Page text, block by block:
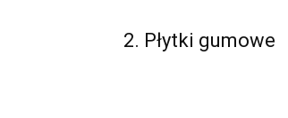
2. Płytki gumowe